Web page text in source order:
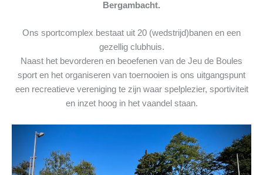
Bergambacht.
Ons sportcomplex bestaat uit 20 (wedstrijd)banen en een
gezellig clubhuis.
Naast het bevorderen en beoefenen van de Jeu de Boules
sport en het organiseren van toernooien is ons uitgangspunt
een recreatieve vereniging te zijn waar spelplezier, sportiviteit
en inzet hoog in het vaandel staan.